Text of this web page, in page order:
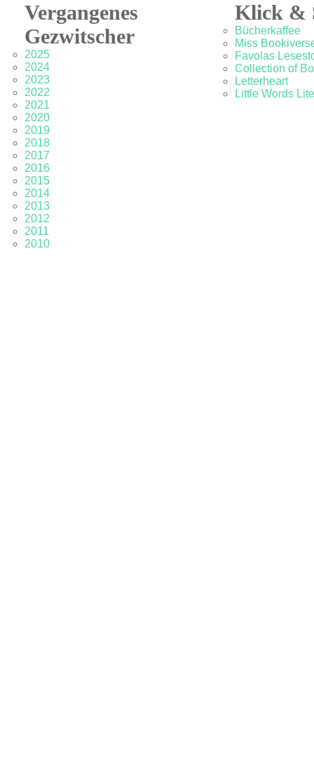
Vergangenes
Gezwitscher
2025
2024
2023
2022
2021
2020
2019
2018
2017
2016
2015
2014
2013
2012
2011
2010
Klick &
Bücherkaffee
Miss
Favolas
Collection of
Letterheart
Little Words